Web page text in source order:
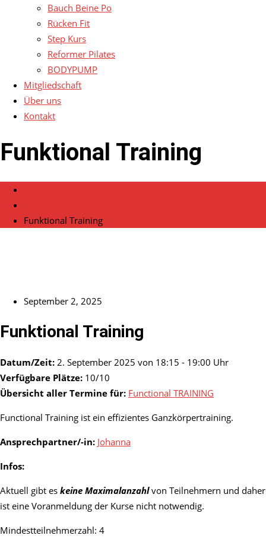
Bauch Beine Po
Rücken Fit
Step Kurs
Reformer Pilates
BODYPUMP
Mitgliedschaft
Über uns
Kontakt
Funktional Training
Funktional Training
September 2, 2025
Funktional Training
Datum/Zeit: 2. September 2025 von 18:15 - 19:00 Uhr
Verfügbare Plätze: 10/10
Übersicht aller Termine für: Functional TRAINING
Functional Training ist ein effizientes Ganzkörpertraining.
Ansprechpartner/-in: Johanna
Infos:
Aktuell gibt es keine Maximalanzahlvon Teilnehmern und daher
ist eine Voranmeldung der Kurse nicht notwendig.
Mindestteilnehmerzahl: 4